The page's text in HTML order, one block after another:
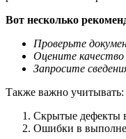
Вот несколько
Проверьте
Оцените
Запросите
Также важно учитывать:
Скрытые дефекты
Ошибки в